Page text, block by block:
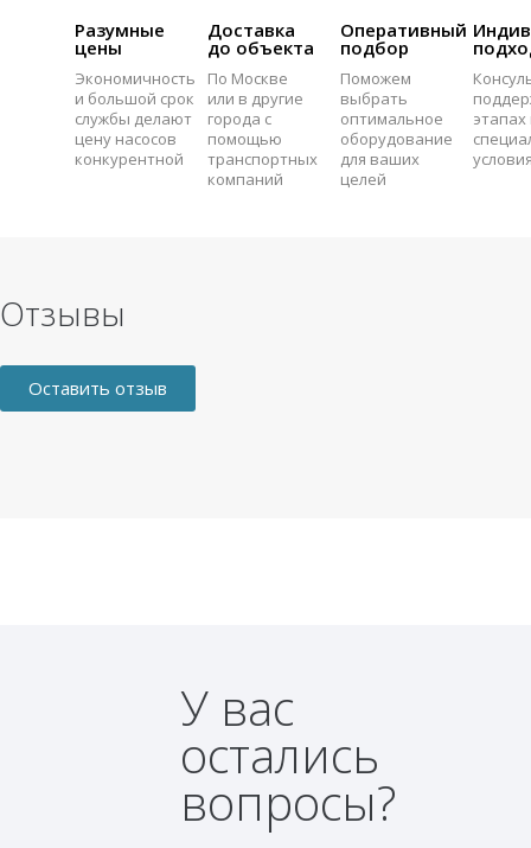
Разумные
цены
Экономичность
и большой срок
службы делают
цену насосов
конкурентной
Доставка
до объекта
По Москве
или в другие
города с
помощью
транспортных
компаний
Оперативный
подбор
Поможем
выбрать
оптимальное
оборудование
для ваших
целей
этапах
Отзывы
Оставить отзыв
У вас
остались
вопросы?